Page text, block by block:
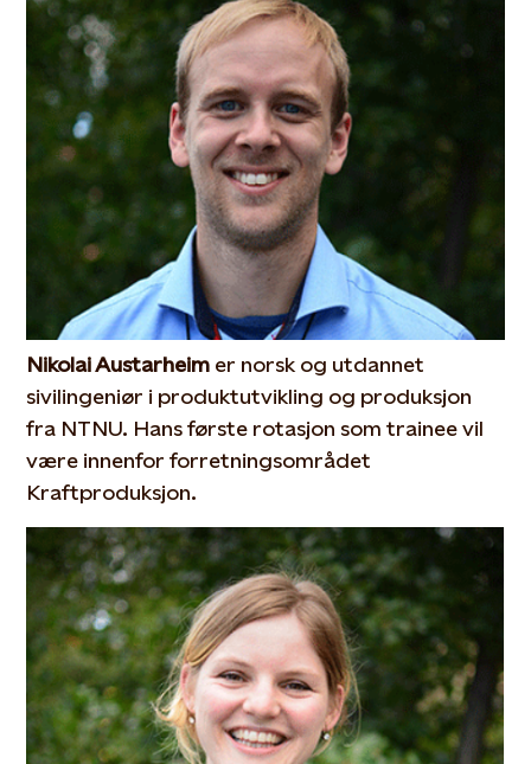
Nikolai Austarheim er norsk og utdannet
sivilingeniør i produktutvikling og produksjon
fra NTNU. Hans første rotasjon som trainee vil
være innenfor forretningsområdet
Kraftproduksjon.